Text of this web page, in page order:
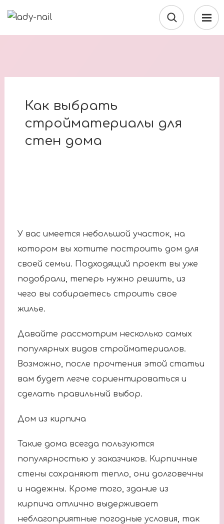
Как выбрать
стройматериалы для
стен дома
У вас имеется небольшой участок, на
котором вы хотите построить дом для
своей семьи. Подходящий проект вы уже
подобрали, теперь нужно решить, из
чего вы собираетесь строить свое
жилье.
Давайте рассмотрим несколько самых
популярных видов стройматериалов.
Возможно, после прочтения этой статьи
вам будет легче сориентироваться и
сделать правильный выбор.
Дом из кирпича
Такие дома всегда пользуются
популярностью у заказчиков. Кирпичные
стены сохраняют тепло, они долговечны
и надежны. Кроме того, здание из
кирпича отлично выдерживает
неблагоприятные погодные условия, так